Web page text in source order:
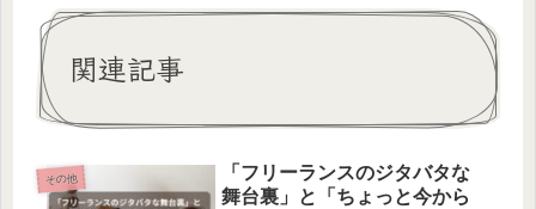
関連記事
その他
「フリーランスのジタバタな
舞台裏」と「ちょっと今から